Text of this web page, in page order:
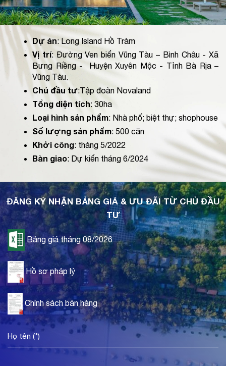
Dự án: Long Island Hồ Tràm
Vị trí: Đường Ven biển Vũng Tàu – Bình Châu - Xã
Bưng Riềng -  Huyện Xuyên Mộc - Tỉnh Bà Rịa –
Vũng Tàu.
Chủ đầu tư:Tập đoàn Novaland
Tổng diện tích: 30ha
Loại hình sản phẩm: Nhà phố; biệt thự; shophouse
Số lượng sản phẩm: 500 căn
Khởi công: tháng 5/2022
Bàn giao: Dự kiến tháng 6/2024
ĐĂNG KÝ NHẬN BẢNG GIÁ & ƯU ĐÃI TỪ CHỦ ĐẦU
TƯ
Bảng giá tháng 08/2026
Hồ sơ pháp lý
Chính sách bán hàng